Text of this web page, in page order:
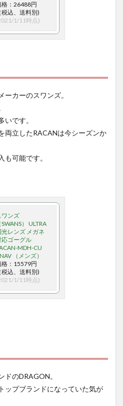
格：26488円
税込、送料別)
1/11時点)
ーカーのスワンズ。
です。
両立したRACANは今シーズンか
可能です。
ワンズ
SWANS） ULTRA
光レンズ メガネ
応ゴーグル
MDH-CU
（メンズ）
格：15579円
税込、送料別)
1/11時点)
ドのDRAGON。
ップブランドになっていた気が